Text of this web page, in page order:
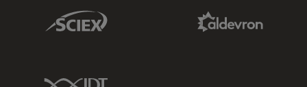
Sciex Link
IDT Link